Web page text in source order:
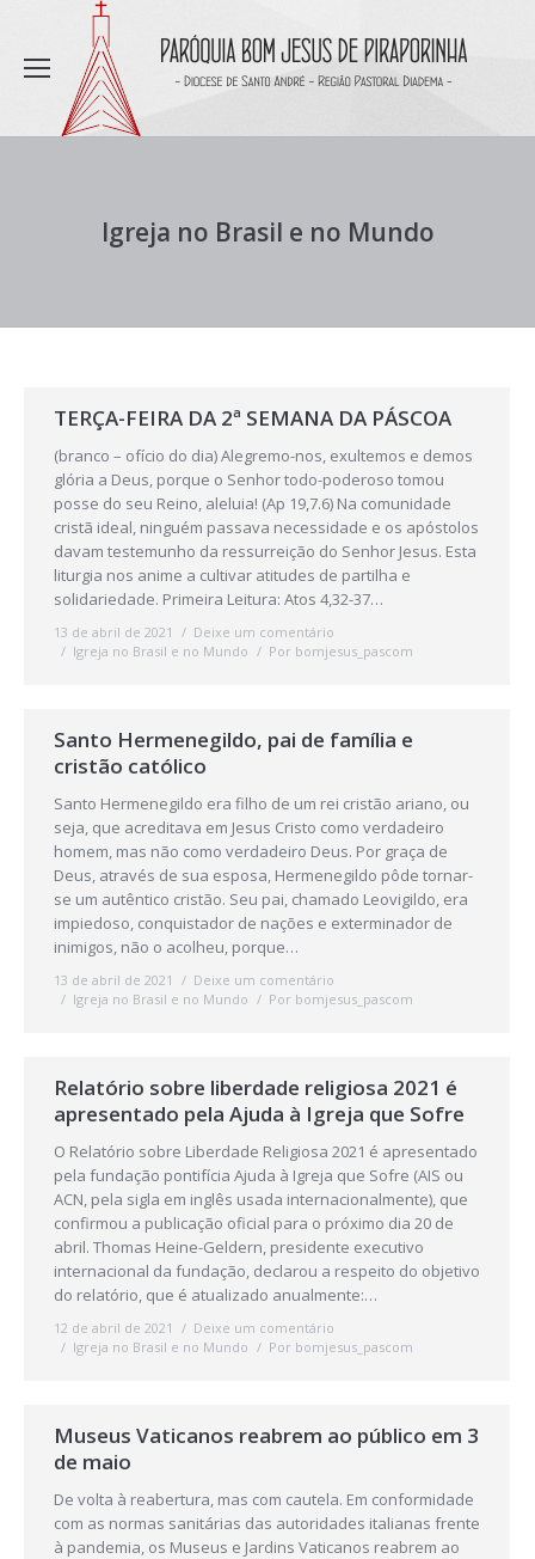
Igreja no Brasil e no Mundo
TERÇA-FEIRA DA 2ª SEMANA DA PÁSCOA
(branco – ofício do dia) Alegremo-nos, exultemos e demos
glória a Deus, porque o Senhor todo-poderoso tomou
posse do seu Reino, aleluia! (Ap 19,7.6) Na comunidade
cristã ideal, ninguém passava necessidade e os apóstolos
davam testemunho da ressurreição do Senhor Jesus. Esta
liturgia nos anime a cultivar atitudes de partilha e
solidariedade. Primeira Leitura: Atos 4,32-37…
13 de abril de 2021
Deixe um comentário
Igreja no Brasil e no Mundo
Por bomjesus_pascom
Santo Hermenegildo, pai de família e
cristão católico
Santo Hermenegildo era filho de um rei cristão ariano, ou
seja, que acreditava em Jesus Cristo como verdadeiro
homem, mas não como verdadeiro Deus. Por graça de
Deus, através de sua esposa, Hermenegildo pôde tornar-
se um autêntico cristão. Seu pai, chamado Leovigildo, era
impiedoso, conquistador de nações e exterminador de
inimigos, não o acolheu, porque…
13 de abril de 2021
Deixe um comentário
Igreja no Brasil e no Mundo
Por bomjesus_pascom
Relatório sobre liberdade religiosa 2021 é
apresentado pela Ajuda à Igreja que Sofre
O Relatório sobre Liberdade Religiosa 2021 é apresentado
pela fundação pontifícia Ajuda à Igreja que Sofre (AIS ou
ACN, pela sigla em inglês usada internacionalmente), que
confirmou a publicação oficial para o próximo dia 20 de
abril. Thomas Heine-Geldern, presidente executivo
internacional da fundação, declarou a respeito do objetivo
do relatório, que é atualizado anualmente:…
12 de abril de 2021
Deixe um comentário
Igreja no Brasil e no Mundo
Por bomjesus_pascom
Museus Vaticanos reabrem ao público em 3
de maio
De volta à reabertura, mas com cautela. Em conformidade
com as normas sanitárias das autoridades italianas frente
à pandemia, os Museus e Jardins Vaticanos reabrem ao